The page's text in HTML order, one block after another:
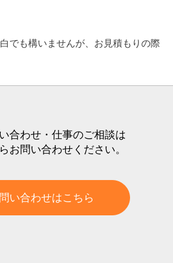
でも構いませんが、お見積もりの際
合わせ・仕事のご相談は
お問い合わせください。
い合わせはこちら